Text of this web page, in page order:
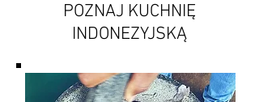
POZNAJ KUCHNIĘ
INDONEZYJSKĄ